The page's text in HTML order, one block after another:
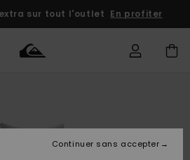
sur tout l'outlet En profiter
Continuer sans accepter